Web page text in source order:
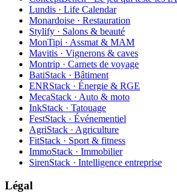
Lundis · Life Calendar
Monardoise · Restauration
Stylify · Salons & beauté
MonTipi · Assmat & MAM
Mavitis · Vignerons & caves
Montrip · Carnets de voyage
BatiStack · Bâtiment
ENRStack · Énergie & RGE
MecaStack · Auto & moto
InkStack · Tatouage
FestStack · Événementiel
AgriStack · Agriculture
FitStack · Sport & fitness
ImmoStack · Immobilier
SirenStack · Intelligence entreprise
Légal